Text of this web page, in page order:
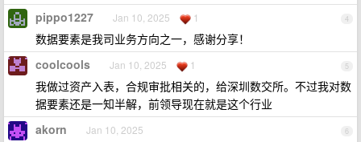
4
pippo1227 Jan 10, 2025 1
数据要素是我司业务方向之一，感谢分享！
5
coolcools Jan 10, 2025 1
我做过资产入表，合规审批相关的，给深圳数交所。不过我对数
据要素还是一知半解，前领导现在就是这个行业
6
akorn Jan 10, 2025